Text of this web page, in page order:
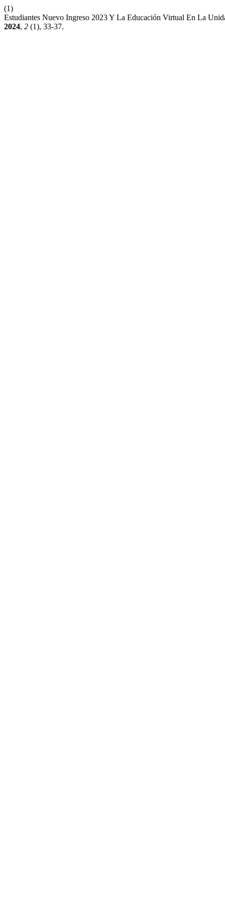
(1)
Estudiantes Nuevo Ingreso 2023 Y La Educación Virtual En La
2024, 2 (1), 33-37.